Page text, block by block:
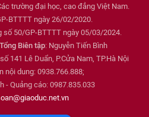
trường đại học, cao đẳng Việt Nam.
BTTTT ngày 26/02/2020.
số 50/GP-BTTTT ngày 05/03/2024.
Biên tập: Nguyễn Tiến Bình
141 Lê Duẩn, P.Cửa Nam, TP.Hà Nội
nội dung: 0938.766.888;
- Quảng cáo: 0987.835.033